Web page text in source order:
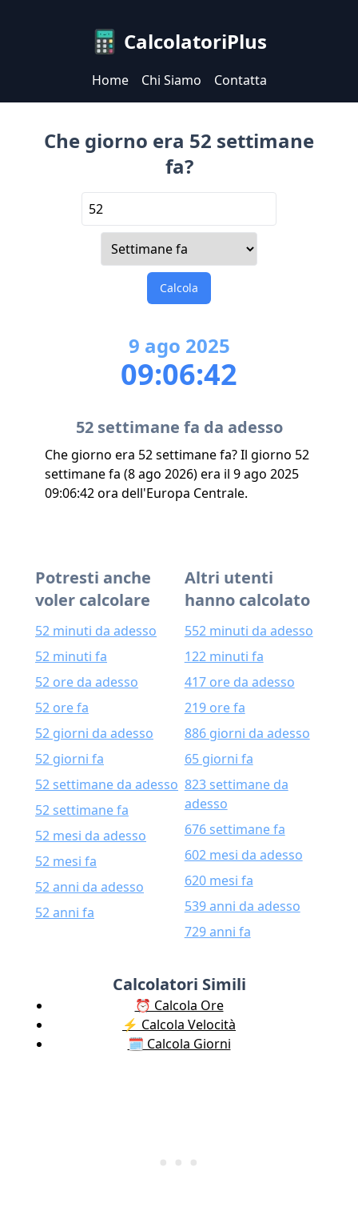
CalcolatoriPlus
Home Chi Siamo Contatta
Che giorno era 52 settimane
fa?
Calcola
9 ago 2025
09:06:42
52 settimane fa da adesso
Che giorno era 52 settimane fa? Il giorno 52
settimane fa (8 ago 2026) era il 9 ago 2025
09:06:42 ora dell'Europa Centrale.
Potresti anche
voler calcolare
52 minuti da adesso
52 minuti fa
52 ore da adesso
52 ore fa
52 giorni da adesso
52 giorni fa
52 settimane da adesso
52 settimane fa
52 mesi da adesso
52 mesi fa
52 anni da adesso
52 anni fa
Altri utenti
hanno calcolato
552 minuti da adesso
122 minuti fa
417 ore da adesso
219 ore fa
886 giorni da adesso
65 giorni fa
823 settimane da
adesso
676 settimane fa
602 mesi da adesso
620 mesi fa
539 anni da adesso
729 anni fa
Calcolatori Simili
⏰ Calcola Ore
⚡️ Calcola Velocità
🗓️ Calcola Giorni